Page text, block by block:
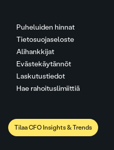
Puheluiden hinnat
Tietosuojaseloste
Alihankkijat
Evästekäytännöt
Laskutustiedot
Hae rahoituslimiittiä
Tilaa CFO Insights & Trends